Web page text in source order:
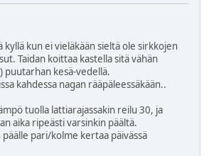
kyllä kun ei vieläkään sieltä ole sirkkojen
Taidan koittaa kastella sitä vähän
puutarhan kesä-vedellä.
kahdessa nagan rääpäleessäkään..
tuolla lattiarajassakin reilu 30, ja
aika ripeästi varsinkin päältä.
pari/kolme kertaa päivässä